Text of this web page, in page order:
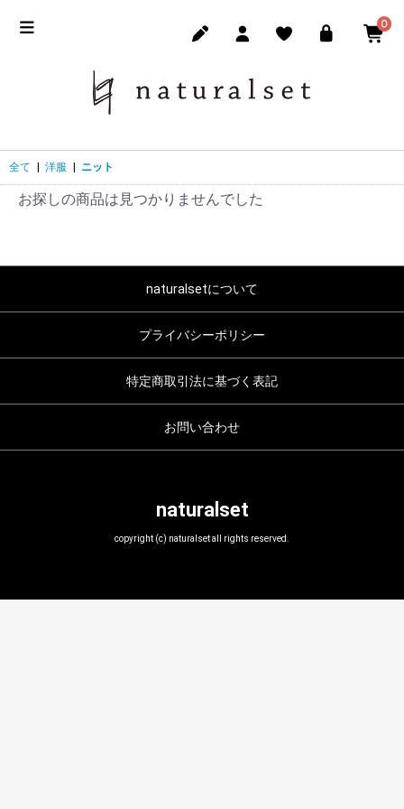
0
全て 洋服 ニット
お探しの商品は見つかりませんでした
naturalsetについて
プライバシーポリシー
特定商取引法に基づく表記
お問い合わせ
naturalset
copyright (c) naturalset all rights reserved.